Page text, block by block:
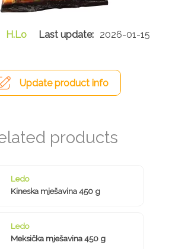
H.Lo 2026-01-15
Update product info
Ledo
Kineska mješavina 450 g
Ledo
Meksička mješavina 450 g